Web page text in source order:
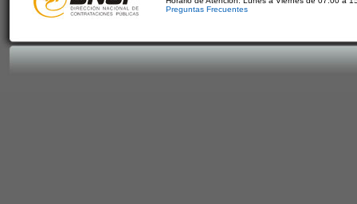
Preguntas Frecuentes